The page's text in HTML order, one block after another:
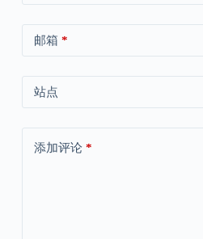
邮箱 *
站点
添加评论*